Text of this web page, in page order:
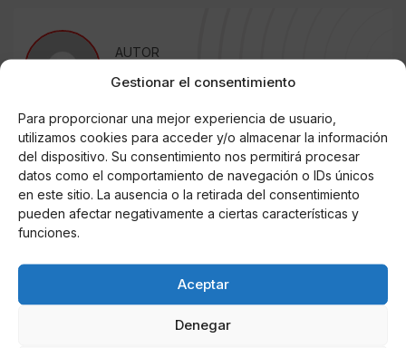
Gestionar el consentimiento
Para proporcionar una mejor experiencia de usuario,
utilizamos cookies para acceder y/o almacenar la información
del dispositivo. Su consentimiento nos permitirá procesar
datos como el comportamiento de navegación o IDs únicos
en este sitio. La ausencia o la retirada del consentimiento
pueden afectar negativamente a ciertas características y
funciones.
Aceptar
Denegar
AUTOR
Miguel P. Montes
Noticias relacionadas
Online Casino
Mejores Cripto Casinos Online en
Colombia 2025: Bitcoin Casinos
Mejores Casinos Online con Bitcoin y
Criptomonedas en Argentina 2025